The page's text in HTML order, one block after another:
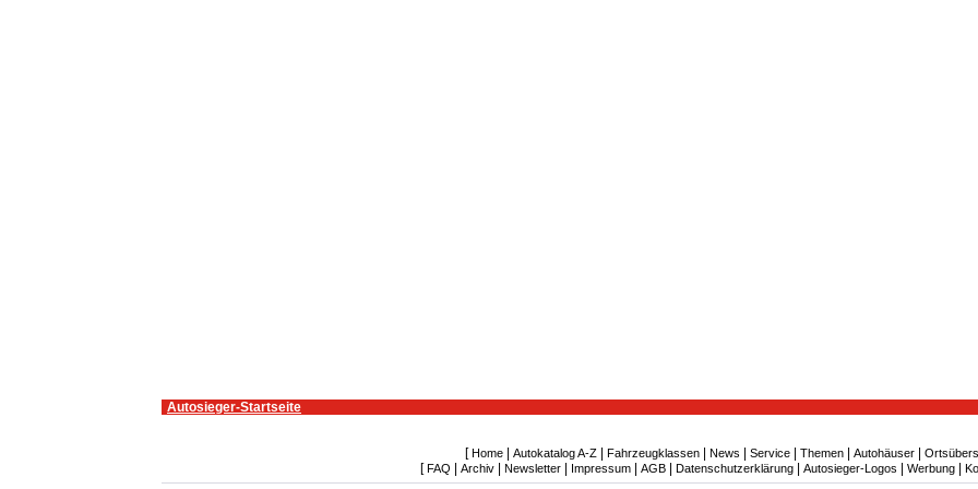
Autosieger-Startseite
[ Home| Autokatalog A-Z| Fahrzeugklassen| News Service| Themen| Autohäuser|
[ FAQ Archiv Newsletter Impressum AGB Datenschutzerklärung Autosieger-Logos Werbung